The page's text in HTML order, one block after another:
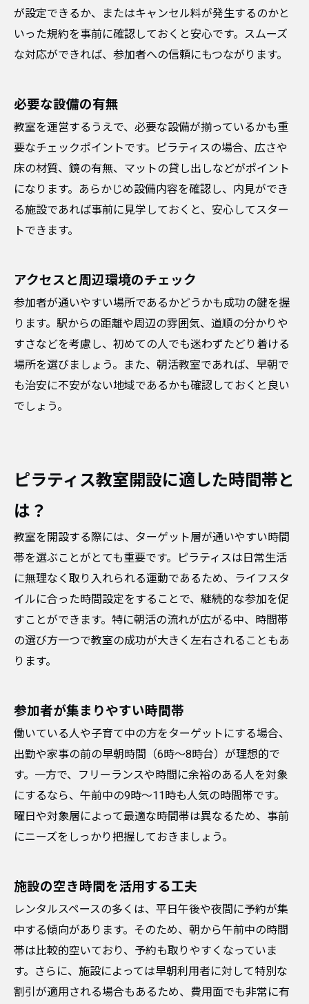
が設定できるか、またはキャンセル料が発生するのかと
いった規約を事前に確認しておくと安心です。スムーズ
な対応ができれば、参加者への信頼にもつながります。
必要な設備の有無
教室を運営するうえで、必要な設備が揃っているかも重
要なチェックポイントです。ピラティスの場合、広さや
床の材質、鏡の有無、マットの貸し出しなどがポイント
になります。あらかじめ設備内容を確認し、内見ができ
る施設であれば事前に見学しておくと、安心してスター
トできます。
アクセスと周辺環境のチェック
参加者が通いやすい場所であるかどうかも成功の鍵を握
ります。駅からの距離や周辺の雰囲気、道順の分かりや
すさなどを考慮し、初めての人でも迷わずたどり着ける
場所を選びましょう。また、朝活教室であれば、早朝で
も治安に不安がない地域であるかも確認しておくと良い
でしょう。
ピラティス教室開設に適した時間帯と
は？
教室を開設する際には、ターゲット層が通いやすい時間
帯を選ぶことがとても重要です。ピラティスは日常生活
に無理なく取り入れられる運動であるため、ライフスタ
イルに合った時間設定をすることで、継続的な参加を促
すことができます。特に朝活の流れが広がる中、時間帯
の選び方一つで教室の成功が大きく左右されることもあ
ります。
参加者が集まりやすい時間帯
働いている人や子育て中の方をターゲットにする場合、
出勤や家事の前の早朝時間（6時〜8時台）が理想的で
す。一方で、フリーランスや時間に余裕のある人を対象
にするなら、午前中の9時〜11時も人気の時間帯です。
曜日や対象層によって最適な時間帯は異なるため、事前
にニーズをしっかり把握しておきましょう。
施設の空き時間を活用する工夫
レンタルスペースの多くは、平日午後や夜間に予約が集
中する傾向があります。そのため、朝から午前中の時間
帯は比較的空いており、予約も取りやすくなっていま
す。さらに、施設によっては早朝利用者に対して特別な
割引が適用される場合もあるため、費用面でも非常に有